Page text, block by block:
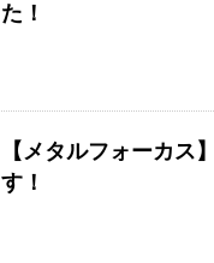
た！
【メタルフォーカス
す！